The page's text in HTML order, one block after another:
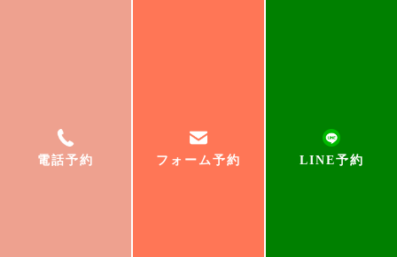
電話予約 フォーム予約 LINE予約
【土】9:00〜17:00
【日】9:00〜17:00（研修日は不在）